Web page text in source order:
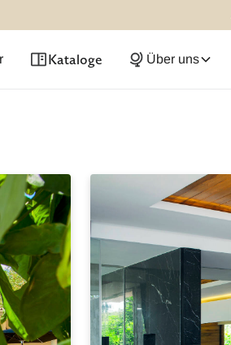
Kataloge Über uns